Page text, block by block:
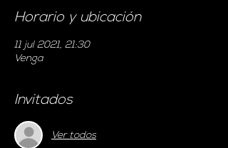
Horario y ubicación
11 jul 2021, 21:30
Venga
Invitados
Ver todos